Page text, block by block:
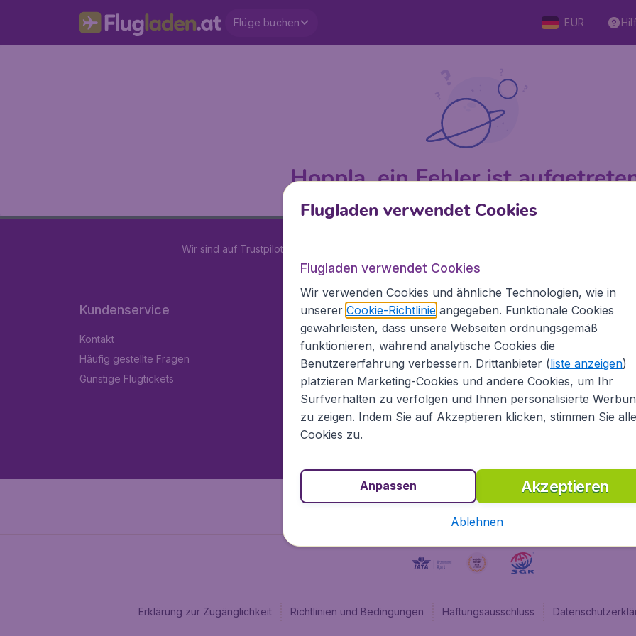
Flüge buchen EUR
Hoppla, ein Fehler ist
Wir sind auf Trustpilot mit
Kundenservice
Kontakt
Häufig gestellte Fragen
Günstige Flugtickets
Flugladen.at
Über Flugladen.at
Rechtliche Informationen
Impressum
Partnerprogramm
Stellenangebote
Erklärung zur Zugänglichkeit Richtlinien und Bedingungen Haftungsausschluss
Flugladen verwendet Cookies
Flugladen verwendet Cookies
Wir verwenden Cookies und ähnliche Technologien, wie in
unserer Cookie-Richtlinieangegeben. Funktionale Cookies
gewährleisten, dass unsere Webseiten ordnungsgemäß
funktionieren, während analytische Cookies die
Benutzererfahrung verbessern. Drittanbieter (liste anzeigen)
platzieren Marketing-Cookies und andere Cookies, um Ihr
Surfverhalten zu verfolgen und Ihnen personalisierte
zu zeigen. Indem Sie auf Akzeptieren klicken, stimmen Sie
Cookies zu.
Akzeptieren
Anpassen
Ablehnen